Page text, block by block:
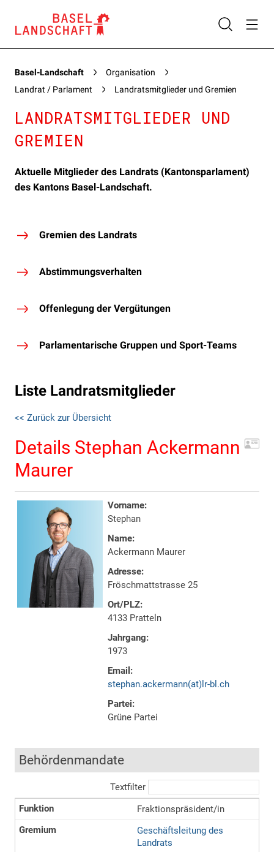
Basel-Landschaft
Organisation
Landrat / Parlament
Landratsmitglieder und Gremien
LANDRATSMITGLIEDER UND
GREMIEN
Aktuelle Mitglieder des Landrats (Kantonsparlament)
des Kantons Basel-Landschaft.
Gremien des Landrats
Abstimmungsverhalten
Offenlegung der Vergütungen
Parlamentarische Gruppen und Sport-Teams
Liste Landratsmitglieder